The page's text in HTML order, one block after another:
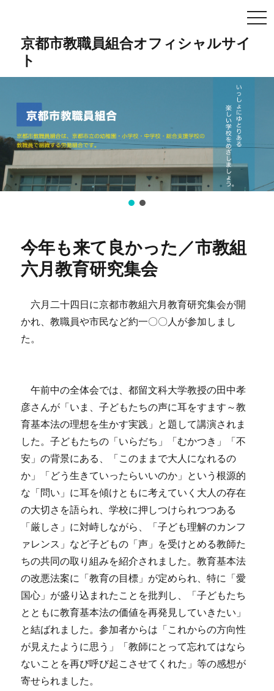
京都市教職員組合オフィシャルサイ
ト
今年も来て良かった／市教組
六月教育研究集会
六月二十四日に京都市教組六月教育研究集会が開
かれ、教職員や市民など約一〇〇人が参加しまし
た。
午前中の全体会では、都留文科大学教授の田中孝
彦さんが「いま、子どもたちの声に耳をすます～教
育基本法の理想を生かす実践」と題して講演されま
した。子どもたちの「いらだち」「むかつき」「不
安」の背景にある、「このままで大人になれるの
か」「どう生きていったらいいのか」という根源的
な「問い」に耳を傾けともに考えていく大人の存在
の大切さを語られ、学校に押しつけられつつある
「厳しさ」に対峙しながら、「子ども理解のカンフ
ァレンス」など子どもの「声」を受けとめる教師た
ちの共同の取り組みを紹介されました。教育基本法
の改悪法案に「教育の目標」が定められ、特に「愛
国心」が盛り込まれたことを批判し、「子どもたち
とともに教育基本法の価値を再発見していきたい」
と結ばれました。参加者からは「これからの方向性
が見えたように思う」「教師にとって忘れてはなら
ないことを再び呼び起こさせてくれた」等の感想が
寄せられました。